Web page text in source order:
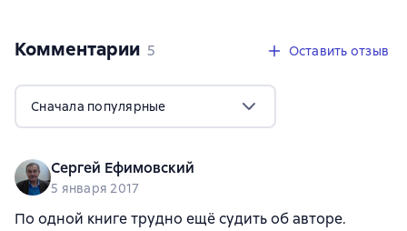
Комментарии 5 отзывов
5 Оставить отзыв
Сначала популярные
Сергей Ефимовский
5 января 2017
По одной книге трудно ещё судить об авторе.